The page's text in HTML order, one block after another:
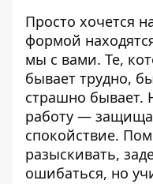
Просто хочется
формой
мы с вами. Те,
бывает трудно,
страшно бывает.
работу —
спокойствие.
разыскивать,
ошибаться, но